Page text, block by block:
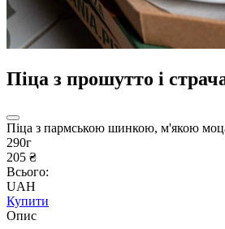
Піца з прошутто і
Піца з пармською шинкою, м'якою
290г
205 ₴
Всього:
UAH
Купити
Опис